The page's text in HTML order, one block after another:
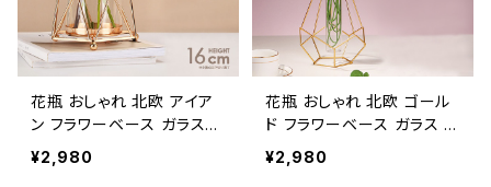
花瓶 おしゃれ 北欧 アイア
ン フラワーベース ガラス
花びん NTFV022
¥2,980
花瓶 おしゃれ 北欧 ゴール
ド フラワーベース ガラス 一
輪挿し NTFV003
¥2,980